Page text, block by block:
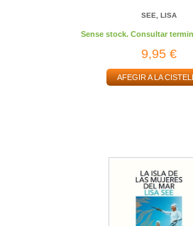
SEE, LISA
Sense stock. Consultar
9,95 €
AFEGIR A LA